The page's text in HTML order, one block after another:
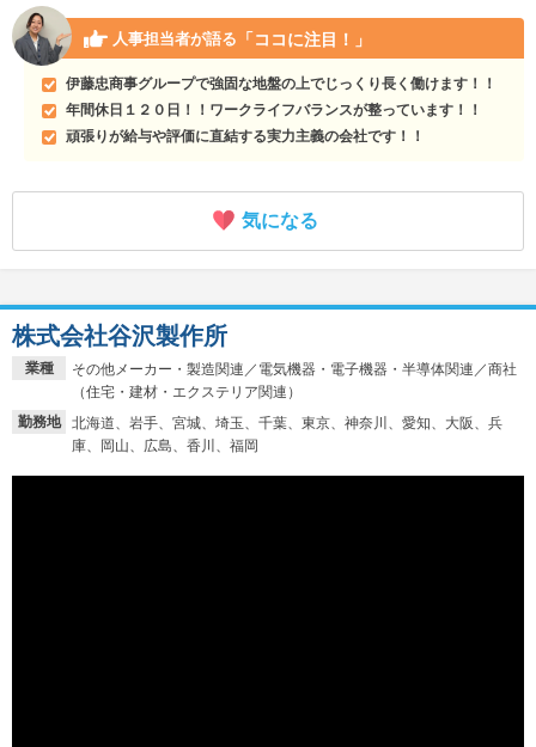
人事担当者が語る 「ココに注目！」
伊藤忠商事グループで強固な地盤の上でじっくり長く働けます！！
年間休日１２０日！！ワークライフバランスが整っています！！
頑張りが給与や評価に直結する実力主義の会社です！！
気になる
業種
その他メーカー・製造関連／電気機器・電子機器・半導体関連／商社
（住宅・建材・エクステリア関連）
勤務地
北海道、岩手、宮城、埼玉、千葉、東京、神奈川、愛知、大阪、兵
庫、岡山、広島、香川、福岡
株式会社谷沢製作所